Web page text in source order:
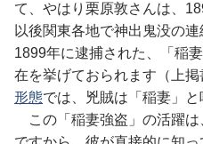
て、やはり栗原敦さんは、
以後関東各地で神出鬼没の
1899年に逮捕された、「稲
在を挙げておられます（上掲
形態では、兇賊は「稲妻」と
この「稲妻強盗」の活躍は